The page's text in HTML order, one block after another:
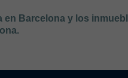
Barcelona y los